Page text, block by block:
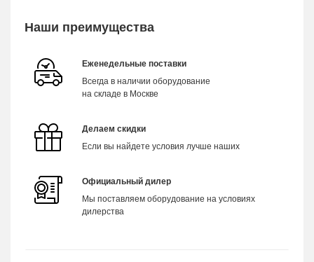
Наши преимущества
Еженедельные поставки
Всегда в наличии оборудование
на складе в Москве
Делаем скидки
Если вы найдете условия лучше наших
Официальный дилер
Мы поставляем оборудование на условиях
дилерства